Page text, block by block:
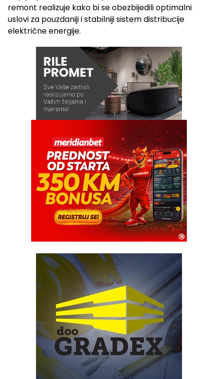
remont realizuje kako bi se obezbijedili optimalni
uslovi za pouzdaniji i stabilniji sistem distribucije
električne energije.